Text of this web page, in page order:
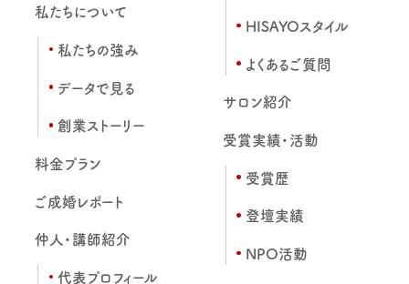
私たちについて
私たちの強み
データで見る
創業ストーリー
料金プラン
ご成婚レポート
仲人・講師紹介
代表プロフィール
HISAYOスタイル
よくあるご質問
サロン紹介
受賞実績・活動
受賞歴
登壇実績
NPO活動